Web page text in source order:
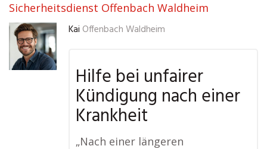
Sicherheitsdienst Offenbach Waldheim
Kai Offenbach Waldheim
Hilfe bei unfairer
Kündigung nach einer
Krankheit
„Nach einer längeren